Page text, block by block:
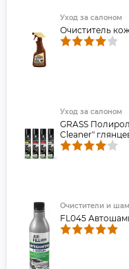
Уход за салоном
Очиститель
Уход за салоном
GRASS
Cleaner"
Очистители и
FL045